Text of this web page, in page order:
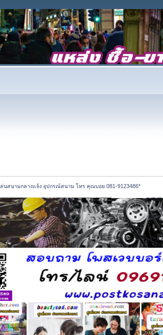
ล่นสนามกลางแจ้ง อุปกรณ์สนาม โทร คุณบอย 081-9123486*